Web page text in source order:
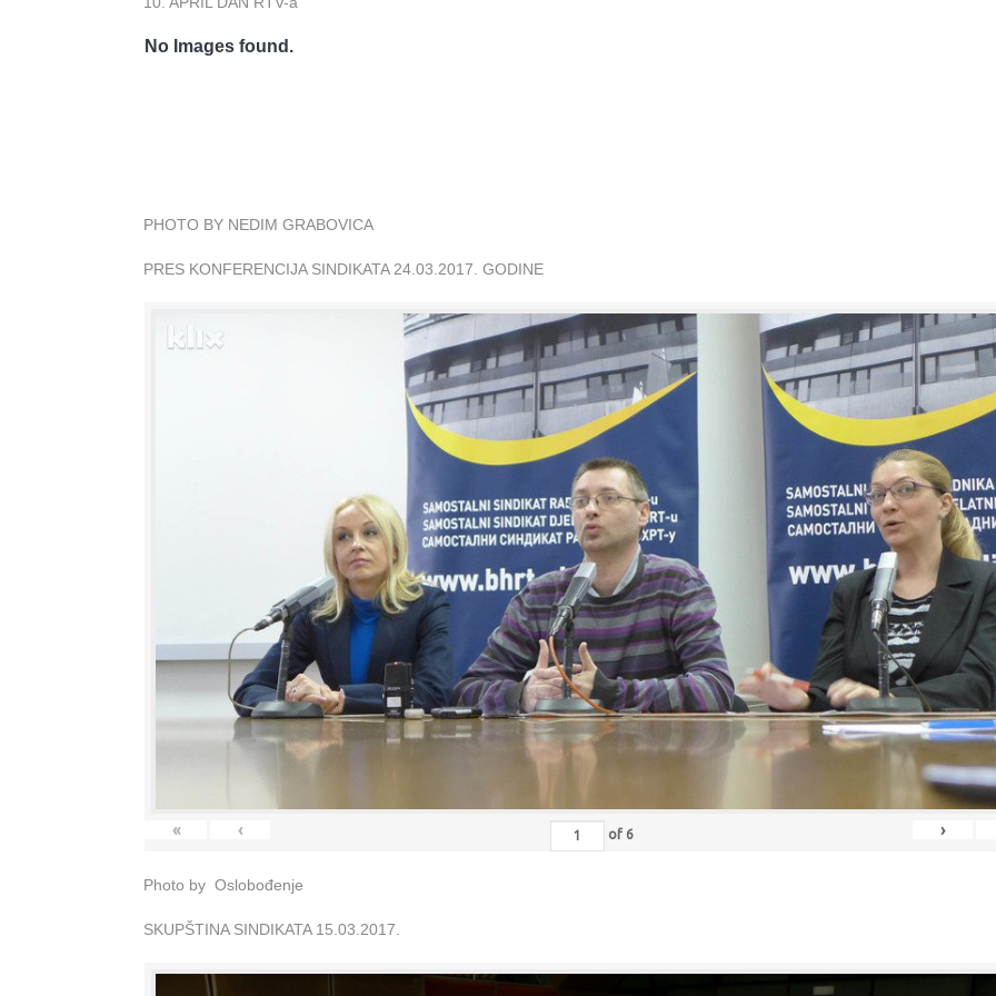
No Images found.
PHOTO BY NEDIM GRABOVICA
PRES KONFERENCIJA SINDIKATA 24.03.2017. GODINE
« ‹ of 6 ›
Photo by Oslobođenje
SKUPŠTINA SINDIKATA 15.03.2017.